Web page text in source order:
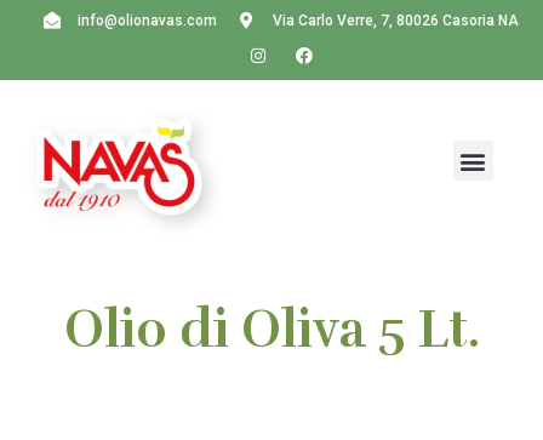
info@olionavas.com Via Carlo Verre, 7, 80026 Casoria NA
Olio di Oliva 5 Lt.